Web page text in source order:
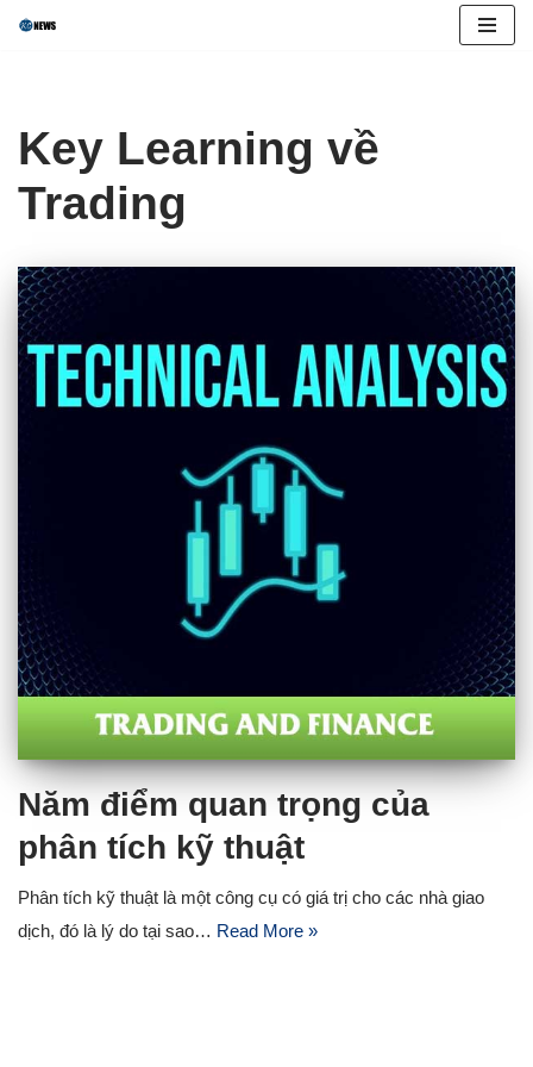
content
Key Learning về
Trading
Năm điểm quan trọng của
phân tích kỹ thuật
Phân tích kỹ thuật là một công cụ có giá trị cho các nhà giao
dịch, đó là lý do tại sao… Read More »